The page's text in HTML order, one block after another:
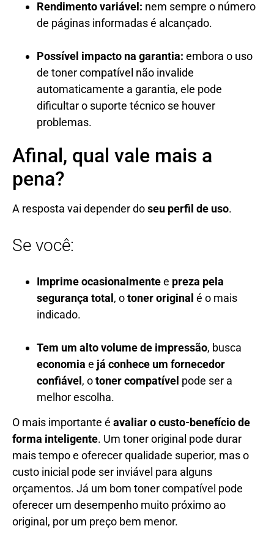
Rendimento variável: nem sempre o número
de páginas informadas é alcançado.
Possível impacto na garantia: embora o uso
de toner compatível não invalide
automaticamente a garantia, ele pode
dificultar o suporte técnico se houver
problemas.
Afinal, qual vale mais a
pena?
A resposta vai depender doseu perfil de uso.
Se você:
Imprime ocasionalmentee preza pela
segurança total , otoner original é o mais
indicado.
Tem um alto volume de impressão, busca
economia e já conhece um fornecedor
confiável , otoner compatível pode ser a
melhor escolha.
O mais importante é avaliar o custo-benefício de
forma inteligente. Um toner original pode durar
mais tempo e oferecer qualidade superior, mas o
custo inicial pode ser inviável para alguns
orçamentos. Já um bom toner compatível pode
oferecer um desempenho muito próximo ao
original, por um preço bem menor.